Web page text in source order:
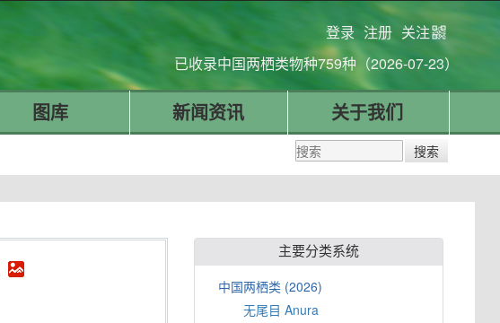
登录 注册 关注
已收录中国两栖类物种759种（2026-07-23）
图库 新闻资讯 关于我们
主要分类系统
中国两栖类 (2026)
无尾目 Anura